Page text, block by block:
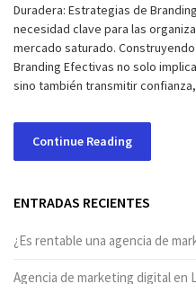
Duradera: Estrategias de
necesidad clave para las
mercado saturado.
Branding Efectivas no solo
sino también transmitir
Continue Reading
ENTRADAS RECIENTES
¿Es rentable una agencia de
Agencia de marketing digital en